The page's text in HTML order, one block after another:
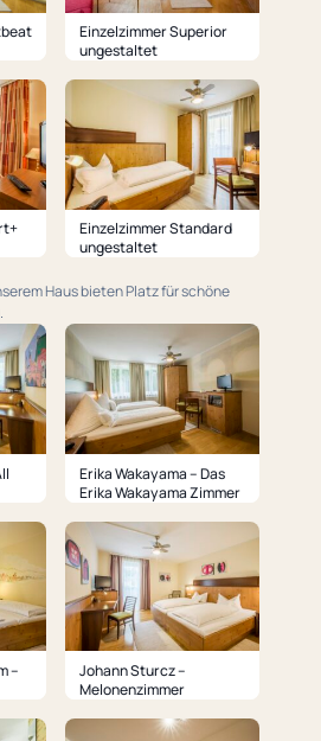
Einzelzimmer Superior
ungestaltet
Einzelzimmer Standard
ungestaltet
Haus bieten Platz für schöne
Erika Wakayama – Das
Erika Wakayama Zimmer
–
Johann Sturcz –
Melonenzimmer